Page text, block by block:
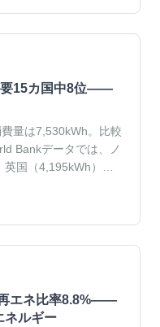
要15カ国中8位——
量は7,530kWh。比較
Bankデータでは、ノ
国（4,195kWh）が
エネ比率8.8%——
ネルギー